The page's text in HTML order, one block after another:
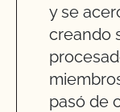
y se
creando
pasó de